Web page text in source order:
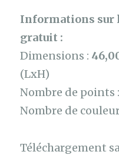
Informations sur
gratuit :
Dimensions :
(LxH)
Nombre de points
Nombre de
Téléchargement